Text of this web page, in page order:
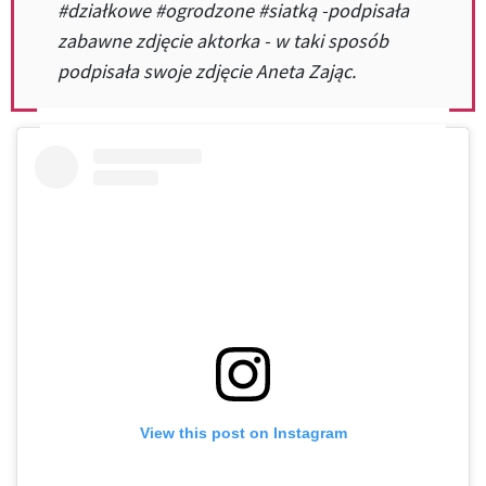
#działkowe #ogrodzone #siatką -podpisała
zabawne zdjęcie aktorka - w taki sposób
podpisała swoje zdjęcie Aneta Zając.
View this post on Instagram